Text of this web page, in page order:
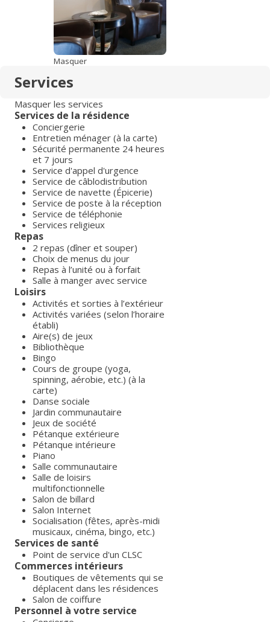
Masquer
Services
Masquer les services
Services de la résidence
Conciergerie
Entretien ménager (à la carte)
Sécurité permanente 24 heures
et 7 jours
Service d'appel d'urgence
Service de câblodistribution
Service de navette (Épicerie)
Service de poste à la réception
Service de téléphonie
Services religieux
Repas
2 repas (dîner et souper)
Choix de menus du jour
Repas à l’unité ou à forfait
Salle à manger avec service
Loisirs
Activités et sorties à l’extérieur
Activités variées (selon l’horaire
établi)
Aire(s) de jeux
Bibliothèque
Bingo
Cours de groupe (yoga,
spinning, aérobie, etc.) (à la
carte)
Danse sociale
Jardin communautaire
Jeux de société
Pétanque extérieure
Pétanque intérieure
Piano
Salle communautaire
Salle de loisirs
multifonctionnelle
Salon de billard
Salon Internet
Socialisation (fêtes, après-midi
musicaux, cinéma, bingo, etc.)
Services de santé
Point de service d'un CLSC
Commerces intérieurs
Boutiques de vêtements qui se
déplacent dans les résidences
Salon de coiffure
Personnel à votre service